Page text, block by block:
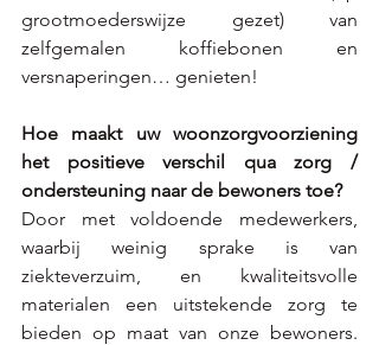
grootmoederswijze gezet) van
zelfgemalen koffiebonen en
versnaperingen… genieten!
Hoe maakt uw woonzorgvoorziening
het positieve verschil qua zorg /
ondersteuning naar de bewoners toe?
Door met voldoende medewerkers,
waarbij weinig sprake is van
ziekteverzuim, en kwaliteitsvolle
materialen een uitstekende zorg te
bieden op maat van onze bewoners.